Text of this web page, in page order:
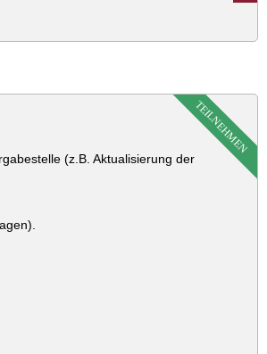
TEILNEHMEN
(z.B. Aktualisierung der